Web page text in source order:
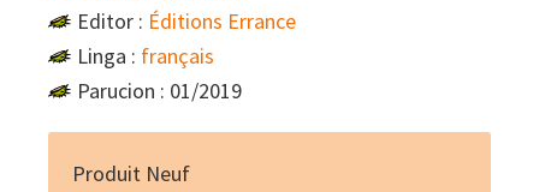
Editor : Éditions Errance
Linga : français
Parucion : 01/2019
Produit Neuf